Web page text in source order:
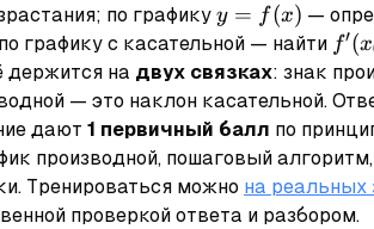
по графику y=f(x)
y = f(x) —
графику с касательной — найти f′(x
держится на двух связках: знак
— это наклон касательной.
дают 1 первичный балл по
производной, пошаговый
Тренироваться можно на реальных
проверкой ответа и разбором.